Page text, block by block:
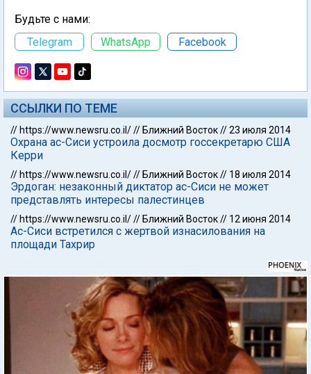
Будьте с нами:
Telegram
WhatsApp Facebook
ССЫЛКИ ПО ТЕМЕ
// https://www.newsru.co.il/// Ближний Восток//23 июля 2014
Охрана ас-Сиси устроила досмотр госсекретарю США
Керри
// https://www.newsru.co.il/// Ближний Восток// 18 июля 2014
Эрдоган: незаконный диктатор ас-Сиси не может
представлять интересы палестинцев
// https://www.newsru.co.il/// Ближний Восток// 12 июня 2014
Ас-Сиси встретился с жертвой изнасилования на
площади Тахрир